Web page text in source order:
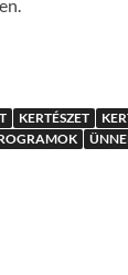
KERTÉSZET